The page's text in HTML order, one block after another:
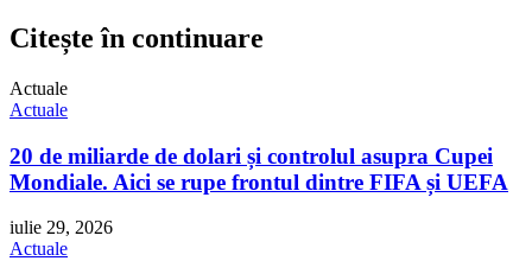
Citește în continuare
Actuale
Actuale
20 de miliarde de dolari și controlul asupra Cupei
Mondiale. Aici se rupe frontul dintre FIFA și UEFA
iulie 29, 2026
Actuale